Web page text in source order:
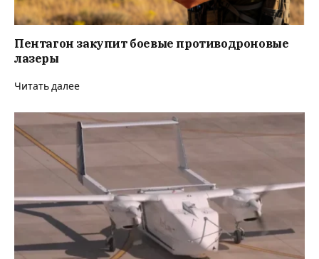
Пентагон закупит боевые противодроновые
лазеры
Читать далее